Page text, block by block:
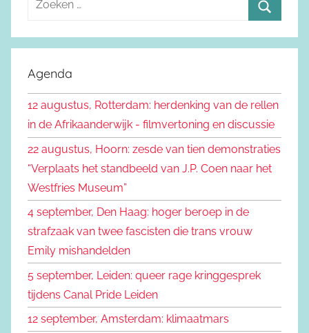
e
e
n
a
:
o
e
n
Agenda
12 augustus, Rotterdam: herdenking van de rellen
in de Afrikaanderwijk - filmvertoning en discussie
22 augustus, Hoorn: zesde van tien demonstraties
“Verplaats het standbeeld van J.P. Coen naar het
Westfries Museum”
4 september, Den Haag: hoger beroep in de
strafzaak van twee fascisten die trans vrouw
Emily mishandelden
5 september, Leiden: queer rage kringgesprek
tijdens Canal Pride Leiden
12 september, Amsterdam: klimaatmars